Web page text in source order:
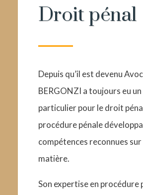
Droit pénal
Depuis qu’il est devenu
BERGONZI a toujours eu
particulier pour le droit
procédure pénale
compétences reconnues sur
matière.
Son expertise en procédure